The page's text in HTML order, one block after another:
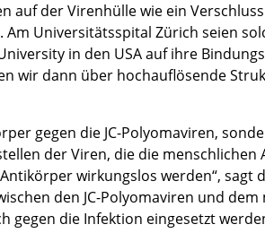
auf der Virenhülle wie ein
Universitätsspital Zürich seien
in den USA auf ihre
wir dann über hochauflösende
gegen die JC-Polyomaviren,
der Viren, die die
wirkungslos werden“, sagt
den JC-Polyomaviren und
gegen die Infektion eingesetzt